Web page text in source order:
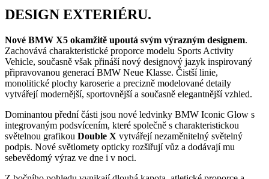
DESIGN EXTERIÉRU.
Nové BMW X5 okamžitě upoutá svým výrazným designem.
Zachovává charakteristické proporce modelu Sports Activity
Vehicle, současně však přináší nový designový jazyk inspirovaný
připravovanou generací BMW Neue Klasse. Čistší linie,
monolitické plochy karoserie a precizně modelované detaily
vytvářejí modernější, sportovnější a současně elegantnější vzhled.
Dominantou přední části jsou nové ledvinky BMW Iconic Glow s
integrovaným podsvícením, které společně s charakteristickou
světelnou grafikou Double X vytvářejí nezaměnitelný světelný
podpis. Nové světlomety opticky rozšiřují vůz a dodávají mu
sebevědomý výraz ve dne i v noci.